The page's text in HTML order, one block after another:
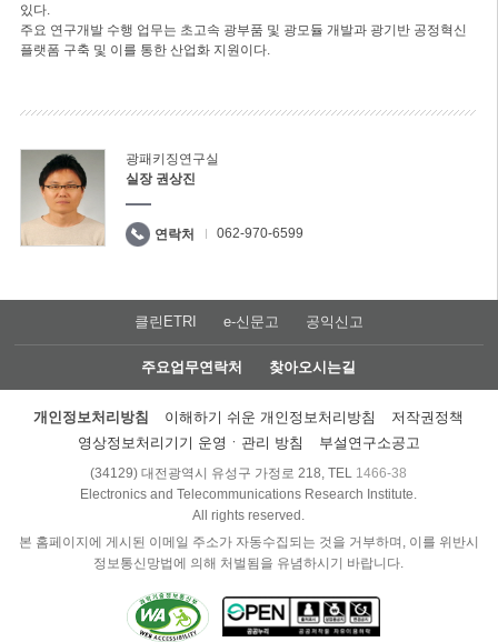
있다.
주요 연구개발 수행 업무는 초고속 광부품 및 광모듈 개발과 광기반 공정혁신
플랫폼 구축 및 이를 통한 산업화 지원이다.
광패키징연구실
실장 권상진
연락처 062-970-6599
클린ETRI e-신문고 공익신고
주요업무연락처 찾아오시는길
개인정보처리방침 이해하기 쉬운 개인정보처리방침
저작권정책
영상정보처리기기 운영ㆍ관리 방침
부설연구소공고
(34129) 대전광역시 유성구 가정로 218, TEL 1466-38
Electronics and Telecommunications Research Institute.
All rights reserved.
본 홈페이지에 게시된 이메일 주소가 자동수집되는 것을 거부하며, 이를 위반시
정보통신망법에 의해 처벌됨을 유념하시기 바랍니다.